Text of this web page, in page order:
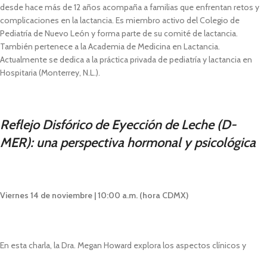
desde hace más de 12 años acompaña a familias que enfrentan retos y
complicaciones en la lactancia. Es miembro activo del Colegio de
Pediatría de Nuevo León y forma parte de su comité de lactancia.
También pertenece a la Academia de Medicina en Lactancia.
Actualmente se dedica a la práctica privada de pediatría y lactancia en
Hospitaria (Monterrey, N.L.).
Reflejo Disfórico de Eyección de Leche (D-
MER): una perspectiva hormonal y psicológica
Viernes 14 de noviembre | 10:00 a.m. (hora CDMX)
En esta charla, la Dra. Megan Howard explora los aspectos clínicos y